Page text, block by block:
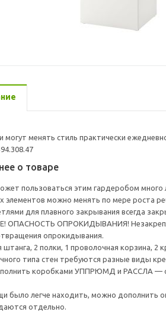
могут менять стиль практически
о товаре
пользоваться этим гардеробом много
элементов можно менять по мере роста
для плавного закрывания всегда
ОПАСНОСТЬ ОПРОКИДЫВАНИЯ!
опрокидывания.
штанга, 2 полки, 1 проволочная корзина,
типа стен требуются разные виды
коробками УППРЮМД и РАССЛА —
было легче находить, можно дополнить
отдельно.